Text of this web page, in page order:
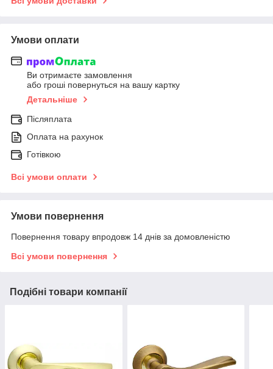
Умови оплати
Ви отримаєте замовлення
або гроші повернуться на вашу картку
Детальніше
Післяплата
Оплата на рахунок
Готівкою
Всі умови оплати
Умови повернення
Повернення товару впродовж 14 днів за домовленістю
Всі умови повернення
Подібні товари компанії